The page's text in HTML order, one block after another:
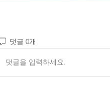
댓글 0개
댓글을 입력하세요.